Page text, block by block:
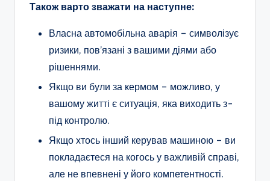
Також варто зважати на наступне:
Власна автомобільна аварія – символізує
ризики, пов’язані з вашими діями або
рішеннями.
Якщо ви були за кермом – можливо, у
вашому житті є ситуація, яка виходить з-
під контролю.
Якщо хтось інший керував машиною – ви
покладаєтеся на когось у важливій справі,
але не впевнені у його компетентності.